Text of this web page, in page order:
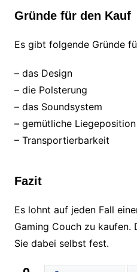
Gründe für den Kauf
Es gibt folgende Gründe
– das Design
– die Polsterung
– das Soundsystem
– gemütliche Liegeposition
– Transportierbarkeit
Fazit
Es lohnt auf jeden Fall
Gaming Couch zu kaufen.
Sie dabei selbst fest.